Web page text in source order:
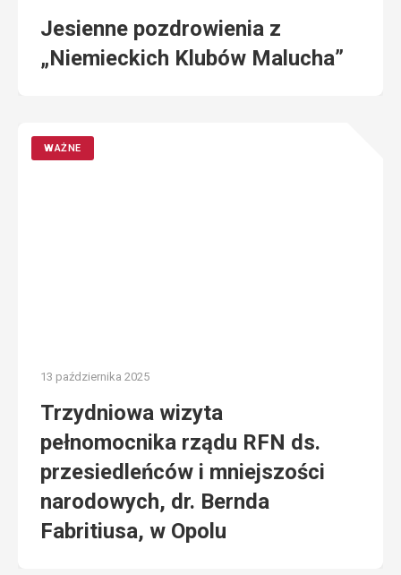
Jesienne pozdrowienia z
„Niemieckich Klubów Malucha”
WAŻNE
13 października 2025
Trzydniowa wizyta
pełnomocnika rządu RFN ds.
przesiedleńców i mniejszości
narodowych, dr. Bernda
Fabritiusa, w Opolu